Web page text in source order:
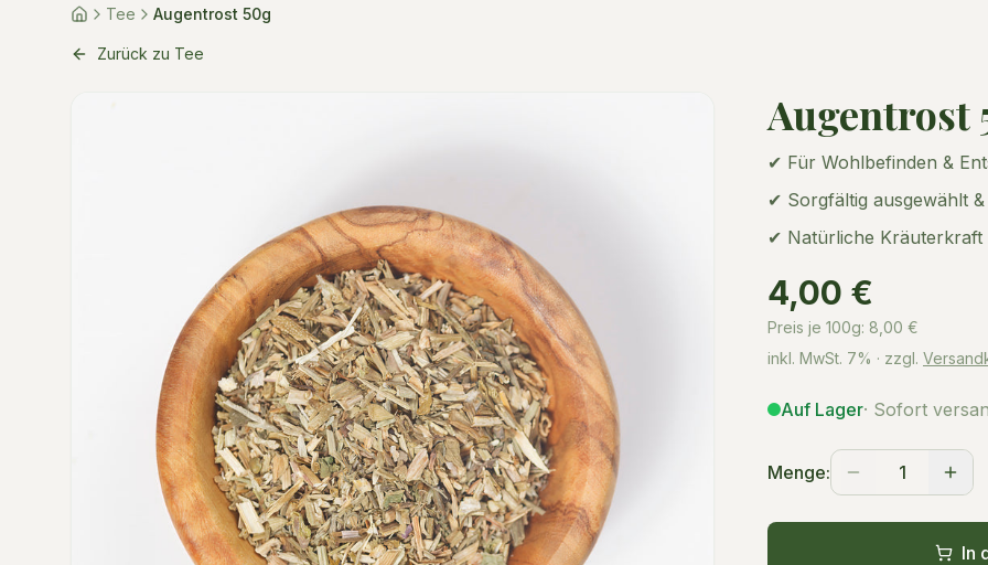
Tee Augentrost 50g
Zurück zu Tee
Augentrost
✔ Für Wohlbefinden &
✔ Sorgfältig ausgewählt
✔ Natürliche Kräuterkraft
4,00 €
Preis je 100g: 8,00 €
inkl. MwSt. 7% · zzgl.
Auf Lager· Sofort
Menge: 1
In